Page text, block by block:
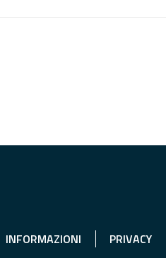
INFORMAZIONI PRIVACY